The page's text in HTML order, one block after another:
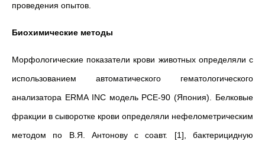
проведения опытов.
Биохимические методы
Морфологические показатели крови животных определяли с
использованием автоматического гематологического
анализатора ERMA INC модель PCE-90 (Япония). Белковые
фракции в сыворотке крови определяли нефелометрическим
методом по В.Я. Антонову с соавт. [1], бактерицидную